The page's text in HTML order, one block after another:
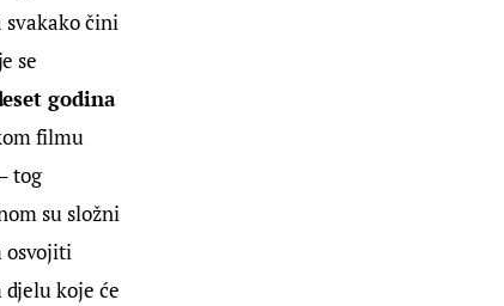
čini
se
godina
filmu
tog
su složni
osvojiti
koje će